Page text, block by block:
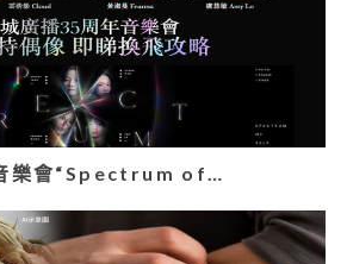
樂會“Spectrum of…